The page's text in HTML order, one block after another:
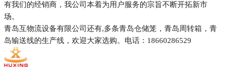
有我们的经销商，我公司本着为用户服务的宗旨不断开拓新市
场。
青岛互物流设备有限公司还有,多条青岛仓储笼，青岛周转箱，青
岛输送线的生产线，欢迎大家选购。电话：18660286529